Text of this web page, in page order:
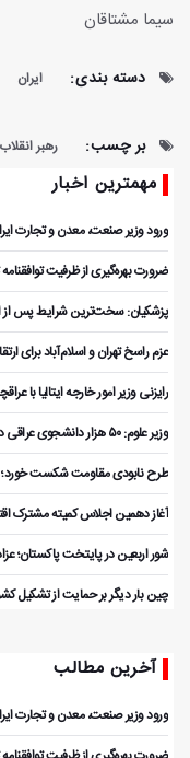
سیما مشتاقان
دسته بندی: ایران
بر چسب: رهبر انقلاب
مهمترین اخبار
ورود وزیر صنعت، معدن و تجارت
ضرورت بهره‌گیری از ظرفیت
پزشکیان: سخت‌ترین شرایط پس از
عزم راسخ تهران و اسلام‌آباد برای
رایزنی وزیر امور خارجه ایتالیا با
وزیر علوم: ۵۰ هزار دانشجوی عراقی در دانشگاه‌های ایران تحصیل می‌کنند
طرح نابودی مقاومت شکست خورد؛
آغاز دهمین اجلاس کمیته مشترک
شور اربعین در پایتخت پاکستان؛
چین بار دیگر بر حمایت از تشکیل
آخرین مطالب
ورود وزیر صنعت، معدن و تجارت